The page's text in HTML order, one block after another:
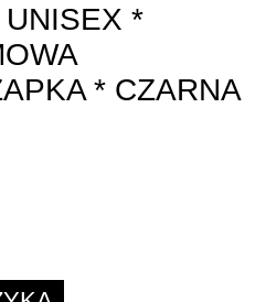
*
* CZARNA